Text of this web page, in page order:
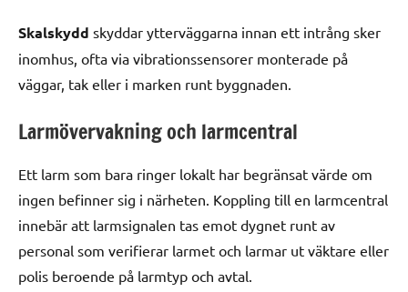
Skalskydd skyddar ytterväggarna innan ett intrång sker
inomhus, ofta via vibrationssensorer monterade på
väggar, tak eller i marken runt byggnaden.
Larmövervakning och larmcentral
Ett larm som bara ringer lokalt har begränsat värde om
ingen befinner sig i närheten. Koppling till en larmcentral
innebär att larmsignalen tas emot dygnet runt av
personal som verifierar larmet och larmar ut väktare eller
polis beroende på larmtyp och avtal.